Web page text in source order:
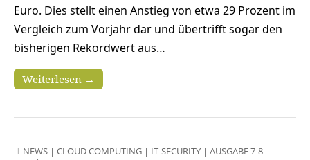
Euro. Dies stellt einen Anstieg von etwa 29 Prozent im
Vergleich zum Vorjahr dar und übertrifft sogar den
bisherigen Rekordwert aus…
Weiterlesen →
NEWS | CLOUD COMPUTING | IT-SECURITY | AUSGABE 7-8-